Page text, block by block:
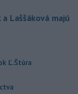
Laššáková majú
Ľ.Štúra